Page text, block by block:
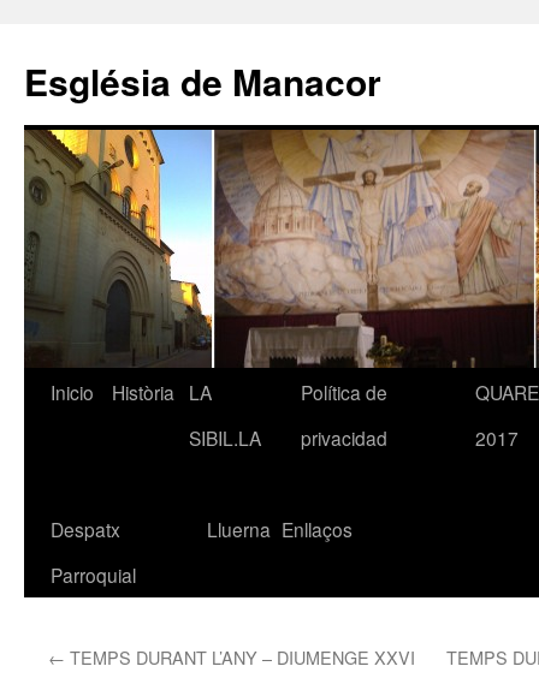
contenido
Església de Manacor
Inicio Història
LA
SIBIL.LA
Política de
privacidad
2017
Despatx
Parroquial
Lluerna Enllaços
← TEMPS DURANT L’ANY – DIUMENGE XXVI TEMPS